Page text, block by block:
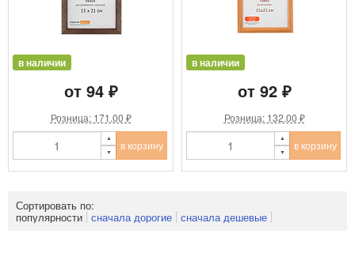
в наличии
от 94 ₽
Розница: 171.00 ₽
в корзину
в наличии
от 92 ₽
Розница: 132.00 ₽
в корзину
Сортировать по:
популярности сначала дорогие сначала дешевые